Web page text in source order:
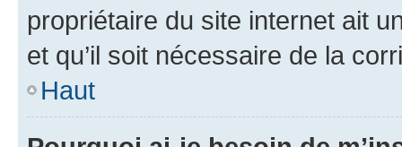
propriétaire du site internet ait
et qu’il soit nécessaire de la
Haut